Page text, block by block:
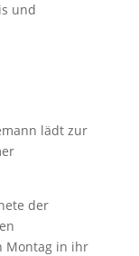
und
lädt zur
der
Montag in ihr